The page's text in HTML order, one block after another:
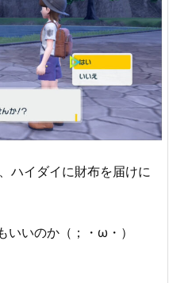
ハイダイに財布を届けに
いのか（；・ω・）